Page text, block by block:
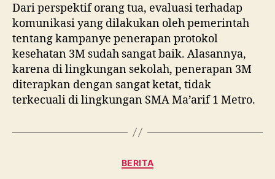
Dari perspektif orang tua, evaluasi terhadap
komunikasi yang dilakukan oleh pemerintah
tentang kampanye penerapan protokol
kesehatan 3M sudah sangat baik. Alasannya,
karena di lingkungan sekolah, penerapan 3M
diterapkan dengan sangat ketat, tidak
terkecuali di lingkungan SMA Ma’arif 1 Metro.
Kategori
BERITA